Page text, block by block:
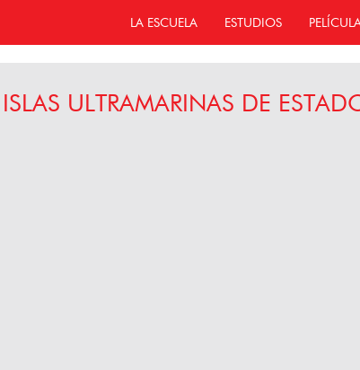
LA ESCUELA ESTUDIOS
ISLAS ULTRAMARINAS DE